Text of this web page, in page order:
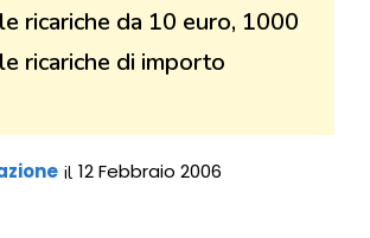
ricariche da 10 euro, 1000
ricariche di importo
il 12 Febbraio 2006